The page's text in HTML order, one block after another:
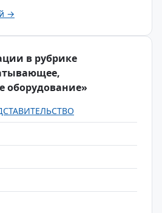
→
в рубрике
оборудование»